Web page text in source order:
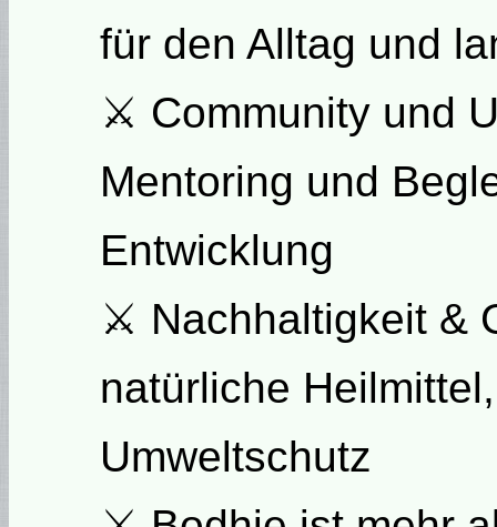
für den Alltag und
⚔ Community und
Mentoring und
Entwicklung
⚔ Nachhaltigkeit &
natürliche
Umweltschutz